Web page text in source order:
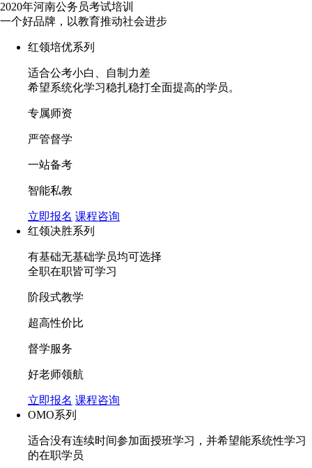
2020年河南公务员考试培训
一个好品牌，以教育推动社会进步
红领培优系列
适合公考小白、自制力差
希望系统化学习稳扎稳打全面提高的学员。
专属师资
严管督学
一站备考
智能私教
立即报名 课程咨询
红领决胜系列
有基础无基础学员均可选择
全职在职皆可学习
阶段式教学
超高性价比
督学服务
好老师领航
立即报名 课程咨询
OMO系列
适合没有连续时间参加面授班学习，并希望能系统性学习
的在职学员